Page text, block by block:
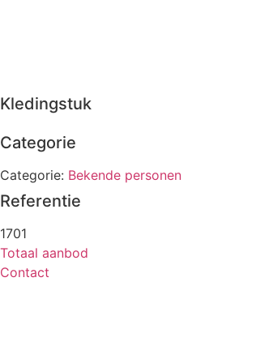
Kledingstuk
Categorie
Categorie: Bekende personen
Referentie
1701
Totaal aanbod
Contact